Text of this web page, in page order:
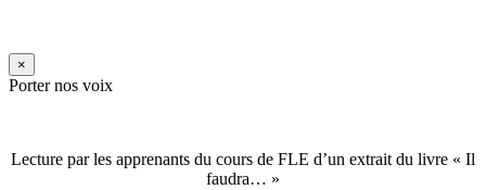
×
Porter nos voix
Lecture par les apprenants du cours de FLE d’un extrait du livre « Il
faudra… »